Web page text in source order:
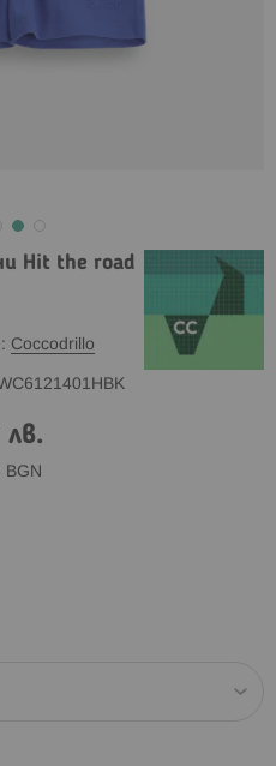
Hit the road
Coccodrillo
BGN